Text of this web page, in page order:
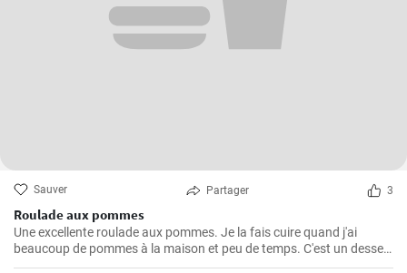
Sauver Partager 3
Roulade aux pommes
Une excellente roulade aux pommes. Je la fais cuire quand j'ai
beaucoup de pommes à la maison et peu de temps. C'est un dessert
rapide et facile qui plait toujours.